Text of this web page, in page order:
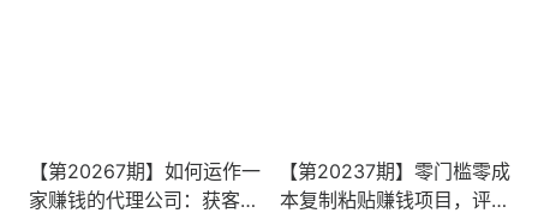
【第20267期】如何运作一
家赚钱的代理公司：获客转
【第20237期】零门槛零成
本复制粘贴赚钱项目，评论